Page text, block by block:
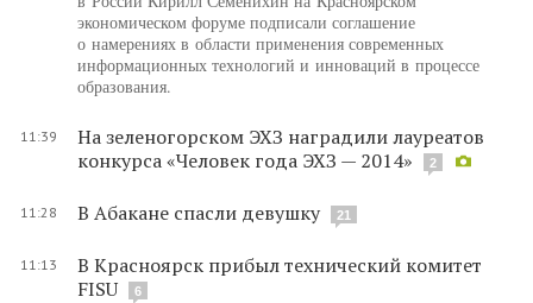
экономическом форуме подписали соглашение
о намерениях в области применения современных
информационных технологий и инноваций в процессе
образования.
11:39
На зеленогорском ЭХЗ наградили лауреатов
конкурса «Человек года ЭХЗ — 2014»
2
11:28 В Абакане спасли девушку 21
11:13
В Красноярск прибыл технический комитет
FISU
6